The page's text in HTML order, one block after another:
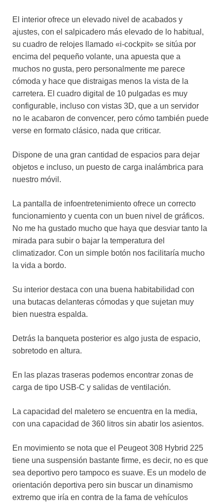
El interior ofrece un elevado nivel de acabados y
ajustes, con el salpicadero más elevado de lo habitual,
su cuadro de relojes llamado «i-cockpit» se sitúa por
encima del pequeño volante, una apuesta que a
muchos no gusta, pero personalmente me parece
cómoda y hace que distraigas menos la vista de la
carretera. El cuadro digital de 10 pulgadas es muy
configurable, incluso con vistas 3D, que a un servidor
no le acabaron de convencer, pero cómo también puede
verse en formato clásico, nada que criticar.
Dispone de una gran cantidad de espacios para dejar
objetos e incluso, un puesto de carga inalámbrica para
nuestro móvil.
La pantalla de infoentretenimiento ofrece un correcto
funcionamiento y cuenta con un buen nivel de gráficos.
No me ha gustado mucho que haya que desviar tanto la
mirada para subir o bajar la temperatura del
climatizador. Con un simple botón nos facilitaría mucho
la vida a bordo.
Su interior destaca con una buena habitabilidad con
una butacas delanteras cómodas y que sujetan muy
bien nuestra espalda.
Detrás la banqueta posterior es algo justa de espacio,
sobretodo en altura.
En las plazas traseras podemos encontrar zonas de
carga de tipo USB-C y salidas de ventilación.
La capacidad del maletero se encuentra en la media,
con una capacidad de 360 litros sin abatir los asientos.
En movimiento se nota que el Peugeot 308 Hybrid 225
tiene una suspensión bastante firme, es decir, no es que
sea deportivo pero tampoco es suave. Es un modelo de
orientación deportiva pero sin buscar un dinamismo
extremo que iría en contra de la fama de vehículos